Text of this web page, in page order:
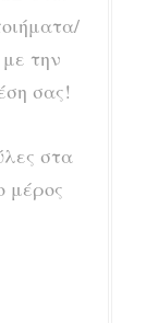
την
σας!
στα
μέρος